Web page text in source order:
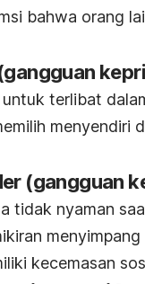
bahwa orang
terlibat
menyendiri
(gangguan
tidak nyaman
kecemasan